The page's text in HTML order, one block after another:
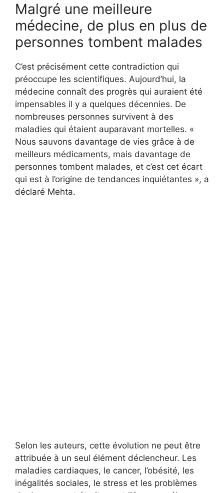
Malgré une meilleure
médecine, de plus en plus de
personnes tombent malades
C’est précisément cette contradiction qui
préoccupe les scientifiques. Aujourd’hui, la
médecine connaît des progrès qui auraient été
impensables il y a quelques décennies. De
nombreuses personnes survivent à des
maladies qui étaient auparavant mortelles. «
Nous sauvons davantage de vies grâce à de
meilleurs médicaments, mais davantage de
personnes tombent malades, et c’est cet écart
qui est à l’origine de tendances inquiétantes », a
déclaré Mehta.
Selon les auteurs, cette évolution ne peut être
attribuée à un seul élément déclencheur. Les
maladies cardiaques, le cancer, l’obésité, les
inégalités sociales, le stress et les problèmes